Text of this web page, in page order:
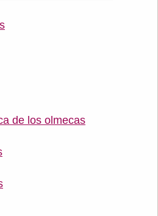
de los olmecas